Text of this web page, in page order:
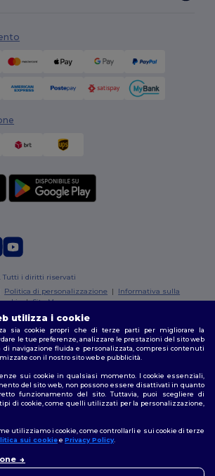
Tutti i diritti riservati
Politica di personalizzazione | Informativa sulla
|Site Map
| Torino | Palermo | Genova |Bologna | Firenze
utilizza i cookie
sia cookie propri che di terze parti per migliorare la
le tue preferenze, analizzare le prestazioni del sito web
navigazione fluida e personalizzata, compresi contenuti
con il nostro sito web e pubblicità.
sui cookie in qualsiasi momento. I cookie essenziali,
del sito web, non possono essere disattivati in quanto
funzionamento del sito. Tuttavia, puoi scegliere di
di cookie, come quelli utilizzati per la personalizzazione,
utilizziamo i cookie, come controllarli e sui cookie di terze
sui cookiee Privacy Policy.